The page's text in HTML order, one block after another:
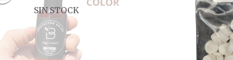
SIN STOCK